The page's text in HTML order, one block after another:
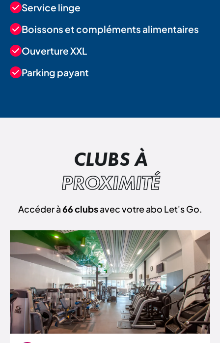
Service linge
Boissons et compléments alimentaires
Ouverture XXL
Parking payant
CLUBS À
PROXIMITÉ
Accéder à66 clubsavec votre abo Let's Go.